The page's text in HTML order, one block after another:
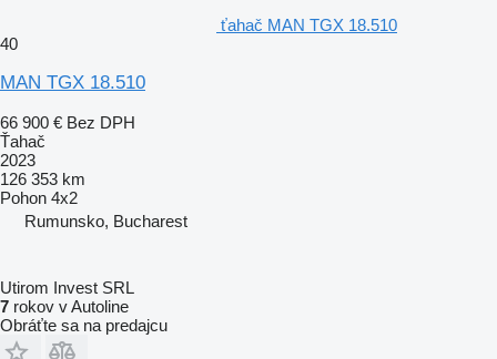
ťahač MAN TGX 18.510
40
MAN TGX 18.510
66 900 € Bez DPH
Ťahač
2023
126 353 km
Pohon 4x2
Rumunsko, Bucharest
Utirom Invest SRL
7 rokov v Autoline
Obráťte sa na predajcu